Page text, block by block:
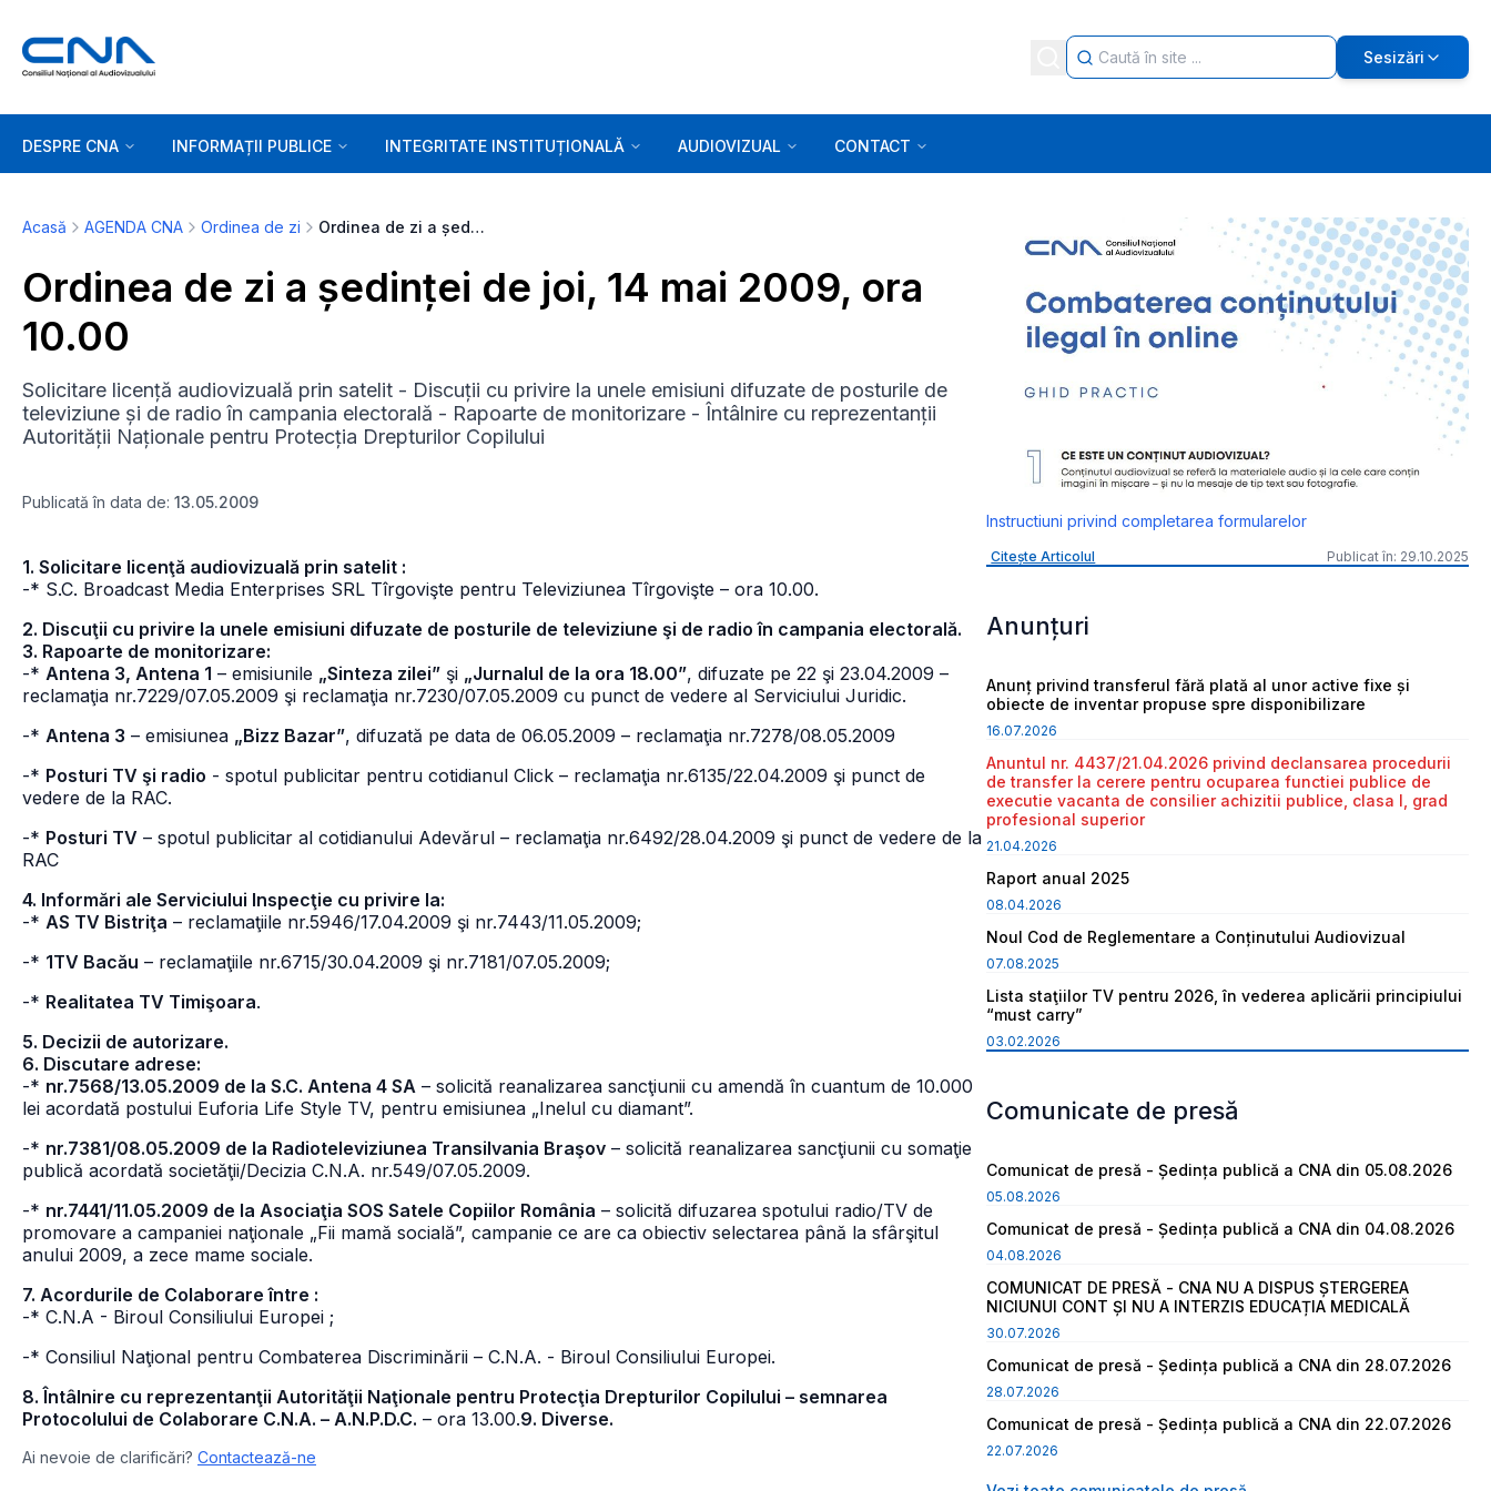
Sesizări
DESPRE CNA INFORMAȚII PUBLICE INTEGRITATE INSTITUȚIONALĂ AUDIOVIZUAL CONTACT
Acasă AGENDA CNA Ordinea de zi Ordinea de zi a ședinței de joi, 14 mai 2009, ora 10.00
Ordinea de zi a ședinței de joi, 14 mai 2009, ora
10.00
Solicitare licență audiovizuală prin satelit - Discuții cu privire la unele emisiuni difuzate de posturile de
televiziune și de radio în campania electorală - Rapoarte de monitorizare - Întâlnire cu reprezentanții
Autorității Naționale pentru Protecția Drepturilor Copilului
Publicată în data de: 13.05.2009
1. Solicitare licenţă audiovizuală prin satelit :
-* S.C. Broadcast Media Enterprises SRL Tîrgovişte pentru Televiziunea Tîrgovişte – ora 10.00.
2. Discuţii cu privire la unele emisiuni difuzate de posturile de televiziune şi de radio în campania electorală.
3. Rapoarte de monitorizare:
-* Antena 3, Antena 1 – emisiunile „Sinteza zilei” şi „Jurnalul de la ora 18.00”, difuzate pe 22 şi 23.04.2009 –
reclamaţia nr.7229/07.05.2009 şi reclamaţia nr.7230/07.05.2009 cu punct de vedere al Serviciului Juridic.
-* Antena 3 – emisiunea „Bizz Bazar”, difuzată pe data de 06.05.2009 – reclamaţia nr.7278/08.05.2009
-* Posturi TV şi radio - spotul publicitar pentru cotidianul Click – reclamaţia nr.6135/22.04.2009 şi punct de
vedere de la RAC.
-* Posturi TV – spotul publicitar al cotidianului Adevărul – reclamaţia nr.6492/28.04.2009 şi punct de vedere de la
RAC
4. Informări ale Serviciului Inspecţie cu privire la:
-* AS TV Bistriţa – reclamaţiile nr.5946/17.04.2009 şi nr.7443/11.05.2009;
-* 1TV Bacău – reclamaţiile nr.6715/30.04.2009 şi nr.7181/07.05.2009;
-* Realitatea TV Timişoara.
5. Decizii de autorizare.
6. Discutare adrese:
-* nr.7568/13.05.2009 de la S.C. Antena 4 SA – solicită reanalizarea sancţiunii cu amendă în cuantum de 10.000
lei acordată postului Euforia Life Style TV, pentru emisiunea „Inelul cu diamant”.
-* nr.7381/08.05.2009 de la Radioteleviziunea Transilvania Braşov – solicită reanalizarea sancţiunii cu somaţie
publică acordată societăţii/Decizia C.N.A. nr.549/07.05.2009.
-* nr.7441/11.05.2009 de la Asociaţia SOS Satele Copiilor România – solicită difuzarea spotului radio/TV de
promovare a campaniei naţionale „Fii mamă socială”, campanie ce are ca obiectiv selectarea până la sfârşitul
anului 2009, a zece mame sociale.
7. Acordurile de Colaborare între :
-* C.N.A - Biroul Consiliului Europei ;
-* Consiliul Naţional pentru Combaterea Discriminării – C.N.A. - Biroul Consiliului Europei.
8. Întâlnire cu reprezentanţii Autorităţii Naţionale pentru Protecţia Drepturilor Copilului – semnarea
Protocolului de Colaborare C.N.A. – A.N.P.D.C. – ora 13.00.9. Diverse.
Ai nevoie de clarificări? Contactează-ne
Instructiuni privind completarea formularelor
Citește Articolul Publicat în: 29.10.2025
Anunțuri
Anunț privind transferul fără plată al unor active fixe și
obiecte de inventar propuse spre disponibilizare
16.07.2026
Anuntul nr. 4437/21.04.2026 privind declansarea procedurii
de transfer la cerere pentru ocuparea functiei publice de
executie vacanta de consilier achizitii publice, clasa I, grad
profesional superior
21.04.2026
Raport anual 2025
08.04.2026
Noul Cod de Reglementare a Conținutului Audiovizual
07.08.2025
Lista staţiilor TV pentru 2026, în vederea aplicării principiului
“must carry”
03.02.2026
Comunicate de presă
Comunicat de presă - Ședința publică a CNA din 05.08.2026
05.08.2026
Comunicat de presă - Ședința publică a CNA din 04.08.2026
04.08.2026
COMUNICAT DE PRESĂ - CNA NU A DISPUS ȘTERGEREA
NICIUNUI CONT ȘI NU A INTERZIS EDUCAȚIA MEDICALĂ
30.07.2026
Comunicat de presă - Ședința publică a CNA din 28.07.2026
28.07.2026
Comunicat de presă - Ședința publică a CNA din 22.07.2026
22.07.2026